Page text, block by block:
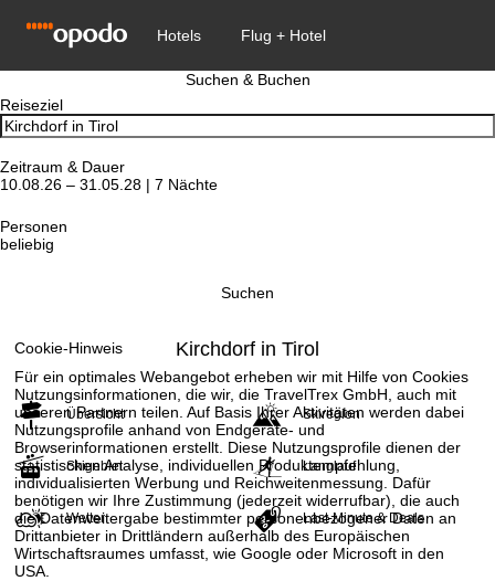
Cookie-Hinweis
Für ein optimales Webangebot erheben wir mit Hilfe von Cookies
Nutzungsinformationen, die wir, die TravelTrex GmbH, auch mit
unseren Partnern teilen. Auf Basis Ihrer Aktivitäten werden dabei
Nutzungsprofile anhand von Endgeräte- und
Browserinformationen erstellt. Diese Nutzungsprofile dienen der
statistischen Analyse, individuellen Produktempfehlung,
individualisierten Werbung und Reichweitenmessung. Dafür
benötigen wir Ihre Zustimmung (jederzeit widerrufbar), die auch
die Datenweitergabe bestimmter personenbezogener Daten an
Drittanbieter in Drittländern außerhalb des Europäischen
Wirtschaftsraumes umfasst, wie Google oder Microsoft in den
USA.
Suchen & Buchen
Reiseziel
Zeitraum & Dauer
10.08.26 – 31.05.28 | 7 Nächte
Personen
beliebig
Suchen
Kirchdorf in Tirol
Übersicht Skiregion
Skigebiet Langlauf
Wetter Last-Minute & Deals